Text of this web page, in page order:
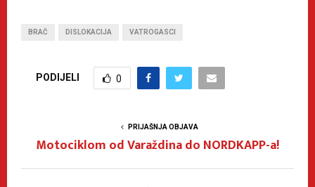
BRAČ DISLOKACIJA VATROGASCI
PODIJELI 0
PRIJAŠNJA OBJAVA
Motociklom od Varaždina do NORDKAPP-a!